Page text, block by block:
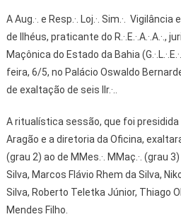
A Aug.·. e Resp.·. Loj.·. Sim.·.
de Ilhéus, praticante do R.·.E.·.A.·.A.·.,
Maçônica do Estado da Bahia
feira, 6/5, no Palácio Oswaldo
de exaltação de seis IIr.·..
A ritualística sessão, que foi presidida
Aragão e a diretoria da Oficina,
(grau 2) ao de MMes.·. MMaç.·. (grau
Silva, Marcos Flávio Rhem da Silva,
Silva, Roberto Teletka Júnior, Thiago
Mendes Filho.